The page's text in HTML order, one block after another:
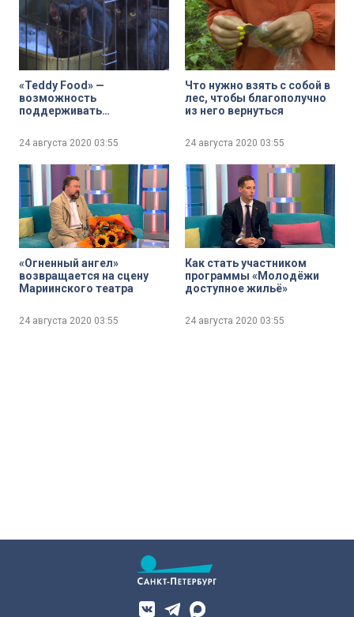
«Teddy Food» —
возможность
поддерживать
24 августа 2020 03:55
Что нужно взять с собой в
лес, чтобы благополучно
из него вернуться
24 августа 2020 03:55
«Огненный ангел»
возвращается на сцену
Мариинского театра
24 августа 2020 03:55
Как стать участником
программы «Молодёжи
доступное жильё»
24 августа 2020 03:55